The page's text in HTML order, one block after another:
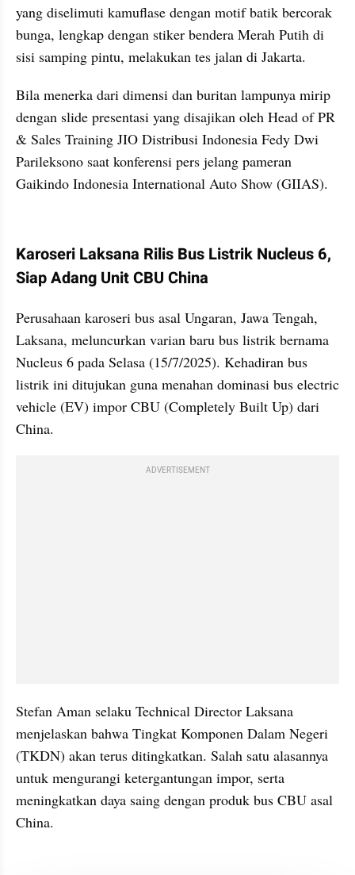
yang diselimuti kamuflase dengan motif batik bercorak
bunga, lengkap dengan stiker bendera Merah Putih di
sisi samping pintu, melakukan tes jalan di Jakarta.
Bila menerka dari dimensi dan buritan lampunya mirip
dengan slide presentasi yang disajikan oleh Head of PR
& Sales Training JIO Distribusi Indonesia Fedy Dwi
Parileksono saat konferensi pers jelang pameran
Gaikindo Indonesia International Auto Show (GIIAS).
Karoseri Laksana Rilis Bus Listrik Nucleus 6,
Siap Adang Unit CBU China
Perusahaan karoseri bus asal Ungaran, Jawa Tengah,
Laksana, meluncurkan varian baru bus listrik bernama
Nucleus 6 pada Selasa (15/7/2025). Kehadiran bus
listrik ini ditujukan guna menahan dominasi bus electric
vehicle (EV) impor CBU (Completely Built Up) dari
China.
ADVERTISEMENT
Stefan Aman selaku Technical Director Laksana
menjelaskan bahwa Tingkat Komponen Dalam Negeri
(TKDN) akan terus ditingkatkan. Salah satu alasannya
untuk mengurangi ketergantungan impor, serta
meningkatkan daya saing dengan produk bus CBU asal
China.